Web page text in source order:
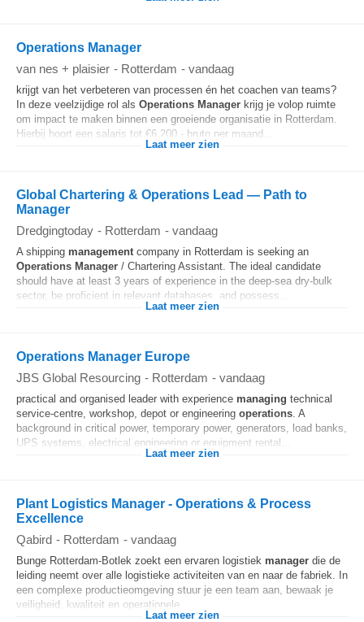
Operations Manager
van nes + plaisier - Rotterdam - vandaag
krijgt van het verbeteren van processen én het coachen van teams?
In deze veelzijdige rol als Operations Manager krijg je volop ruimte
om impact te maken binnen een groeiende organisatie in Rotterdam.
Hierbij hoort een salaris tot €6.200,- bruto per maand...
Laat meer zien
Global Chartering & Operations Lead — Path to
Manager
Dredgingtoday - Rotterdam - vandaag
A shipping managementcompany in Rotterdam is seeking an
Operations Manager / Chartering Assistant. The ideal candidate
should have at least 3 years of experience in the deep-sea dry-bulk
sector, be proficient in relevant databases, and possess...
Laat meer zien
Operations Manager Europe
JBS Global Resourcing - Rotterdam - vandaag
practical and organised leader with experience managing technical
service-centre, workshop, depot or engineering operations. A
background in critical power, temporary power, generators, load banks,
UPS systems, electrical engineering or equipment rental...
Laat meer zien
Plant Logistics Manager - Operations & Process
Excellence
Qabird - Rotterdam - vandaag
Bunge Rotterdam-Botlek zoekt een ervaren logistiek manager die de
leiding neemt over alle logistieke activiteiten van en naar de fabriek. In
een complexe productieomgeving stuur je een team aan, bewaak je
veiligheid, kwaliteit en operationele...
Laat meer zien